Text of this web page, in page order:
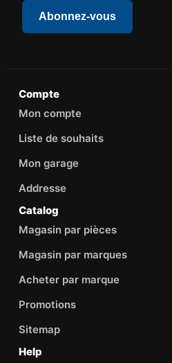
Abonnez-vous
Compte
Mon compte
Liste de souhaits
Mon garage
Addresse
Catalog
Magasin par pièces
Magasin par marques
Acheter par marque
Promotions
Sitemap
Help